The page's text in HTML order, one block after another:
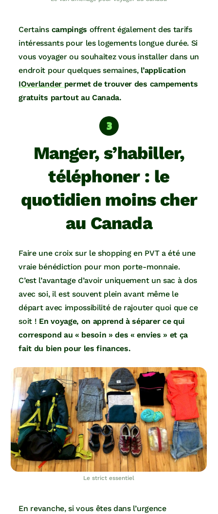
Certains campings offrent également des tarifs
intéressants pour les logements longue durée. Si
vous voyager ou souhaitez vous installer dans un
endroit pour quelques semaines, l’application
IOverlander permet de trouver des campements
gratuits partout au Canada.
Manger, s’habiller,
téléphoner : le
quotidien moins cher
au Canada
Faire une croix sur le shopping en PVT a été une
vraie bénédiction pour mon porte-monnaie.
C’est l’avantage d’avoir uniquement un sac à dos
avec soi, il est souvent plein avant même le
départ avec impossibilité de rajouter quoi que ce
soit ! En voyage, on apprend à séparer ce qui
correspond au « besoin » des « envies » et ça
fait du bien pour les finances.
Le strict essentiel
En revanche, si vous êtes dans l’urgence